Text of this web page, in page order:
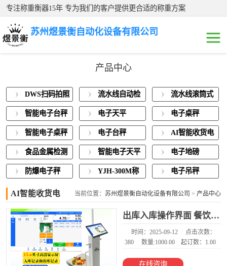
专注称重衡器15年 专为我们的客户提供更合适的称重方案
苏州煜景衡自动化设备有限公司
产品中心
DWS扫码拍照
称重一体机
流水线自动检
重秤
流水线滚筒式
电子秤
智能电子台秤 电子天平 电子桌秤
智能电子桌秤 电子台秤
AI智能收货电
子秤
食品金属检测
称重一体机
智能电子天平 电子地磅
防爆电子秤
YJH-300M称
电子吊秤
AI智能收货电
当前位置： 苏州煜景衡自动化设备有限公司 > 产品中心
出库入库操作界面 餐饮智能收货秤AI拍照打印标签粘贴
时间：2025-09-12
点击次数：
380
数量:1000.00 起订数：1.00
在线咨询
重一体机
流水线自动检重
秤
流水线滚筒式电
子秤
智能电子台秤
电子天平
电子桌秤
智能电子桌秤
电子台秤